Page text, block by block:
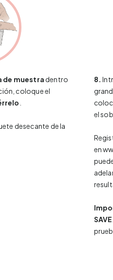
de muestradentro
coloque el
desecante de la
8.
el
en
SAVE